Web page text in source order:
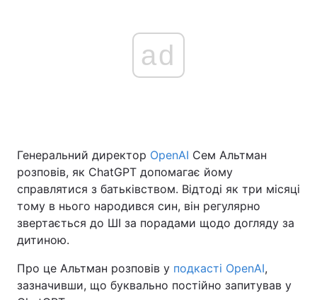
ad
Генеральний директор OpenAI Сем Альтман
розповів, як ChatGPT допомагає йому
справлятися з батьківством. Відтоді як три місяці
тому в нього народився син, він регулярно
звертається до ШІ за порадами щодо догляду за
дитиною.
Про це Альтман розповів у подкасті OpenAI,
зазначивши, що буквально постійно запитував у